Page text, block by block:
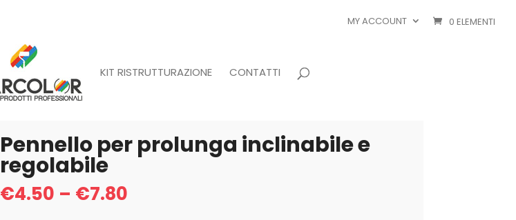
MY ACCOUNT 0 ELEMENTI
KIT RISTRUTTURAZIONE CONTATTI
Pennello per prolunga inclinabile e
regolabile
€4.50 – €7.80